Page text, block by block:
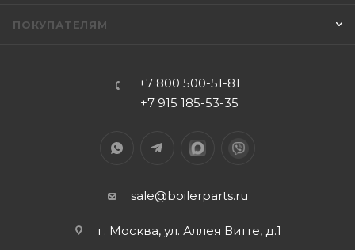
ПОКУПАТЕЛЯМ
+7 800 500-51-81
+7 915 185-53-35
sale@boilerparts.ru
г. Москва, ул. Аллея Витте, д.1